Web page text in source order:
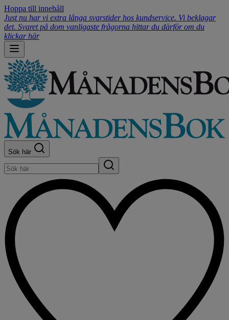
Hoppa till innehåll
Just nu har vi extra långa svarstider hos kundservice. Vi beklagar
det. Svaret på dom vanligaste frågorna hittar du därför om du
klickar här
Sök här